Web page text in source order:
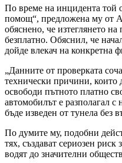
По време на инцидента той
помощ“, предложена му от
обяснено, че изтеглянето
безплатно. Обяснил, че
дойде влекач на конкретна
„Данните от проверката
технически причини, които
освободи пътното платно
автомобилът е разполагал
бъде изведен от тунела без
По думите му, подобни
тях, създават сериозен
водят до значителни